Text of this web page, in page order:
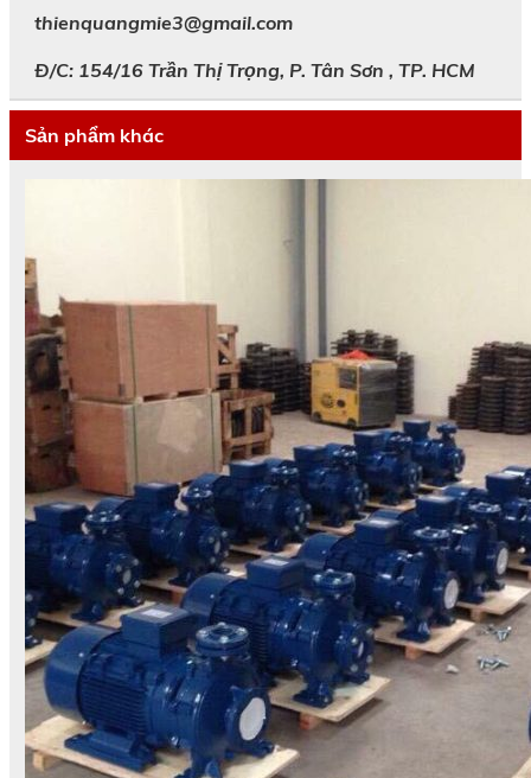
thienquangmie3@gmail.com
Đ/C: 154/16 Trần Thị Trọng, P. Tân Sơn , TP. HCM
Sản phẩm khác